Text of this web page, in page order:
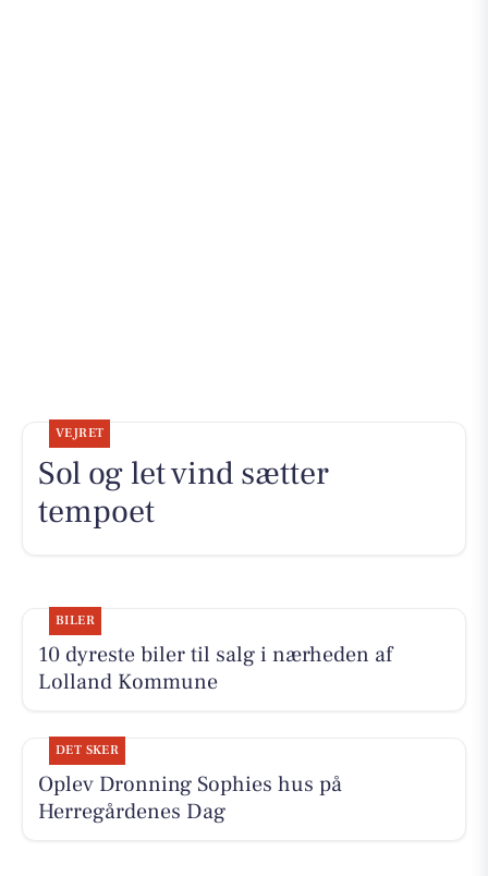
VEJRET
Sol og let vind sætter
tempoet
BILER
10 dyreste biler til salg i nærheden af
Lolland Kommune
DET SKER
Oplev Dronning Sophies hus på
Herregårdenes Dag